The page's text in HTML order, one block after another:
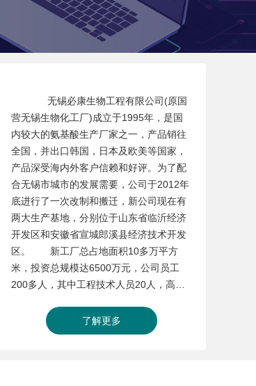
无锡必康生物工程有限公司(原国
营无锡生物化工厂)成立于1995年，是国
内较大的氨基酸生产厂家之一，产品销往
全国，并出口韩国，日本及欧美等国家，
产品深受海内外客户信赖和好评。为了配
合无锡市城市的发展需要，公司于2012年
底进行了一次改制和搬迁，新公司现在有
两大生产基地，分别位于山东省临沂经济
开发区和安徽省宣城郎溪县经济技术开发
区。 新工厂总占地面积10多万平方
米，投资总规模达6500万元，公司员工
200多人，其中工程技术人员20人，高级
GMP要求建造而成，并配有标准的实验
室。实验室配有分光光度计，气相色谱
了解更多